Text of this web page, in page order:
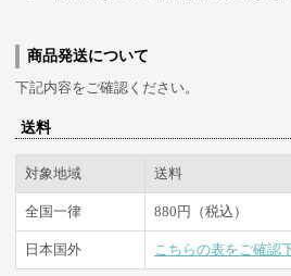
商品発送について
下記内容をご確認ください。
送料
対象地域 送料
全国一律 880円（税込）
日本国外 こちらの表をご確認